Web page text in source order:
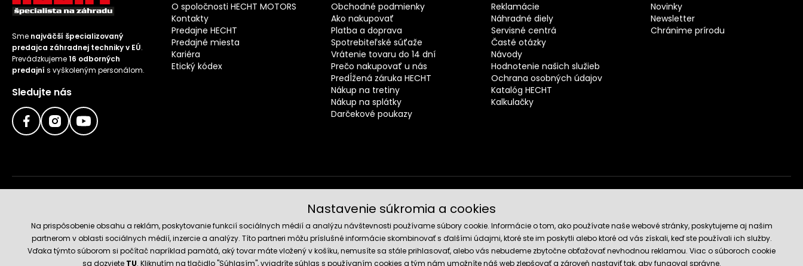
Sme najväčší špecializovaný
predajca záhradnej techniky v EÚ.
Prevádzkujeme16 odborných
predajní s vyškoleným personálom.
Sledujte nás
O spoločnosti HECHT MOTORS
Kontakty
Predajne HECHT
Predajné miesta
Kariéra
Etický kódex
Obchodné podmienky
Ako nakupovať
Platba a doprava
Spotrebiteľské súťaže
Vrátenie tovaru do 14 dní
Prečo nakupovať u nás
Predĺžená záruka HECHT
Nákup na tretiny
Nákup na splátky
Darčekové poukazy
Reklamácie
Náhradné diely
Servisné centrá
Časté otázky
Návody
Hodnotenie našich služieb
Ochrana osobných údajov
Katalóg HECHT
Kalkulačky
Novinky
Newsletter
Chránime prírodu
Spoľahlivý obchod
Nastavenie súkromia a cookies
Na prispôsobenie obsahu a reklám, poskytovanie funkcií sociálnych médií a analýzu návštevnosti používame súbory cookie. Informácie o tom, ako používate naše webové stránky, poskytujeme aj našim
partnerom v oblasti sociálnych médií, inzercie a analýzy. Títo partneri môžu príslušné informácie skombinovať s ďalšími údajmi, ktoré ste im poskytli alebo ktoré od vás získali, keď ste používali ich služby.
Vďaka týmto súborom si počítač napríklad pamätá, aký tovar máte vložený v košíku, nemusíte sa stále prihlasovať, alebo vás nebudeme zbytočne obťažovať nevhodnou reklamou. Viac o súboroch cookie
sa dozviete TU. Kliknutím na tlačidlo "Súhlasím", vyjadríte súhlas s používaním cookies a tým nám umožníte náš web zlepšovať a zároveň nastaviť tak, aby fungoval správne.